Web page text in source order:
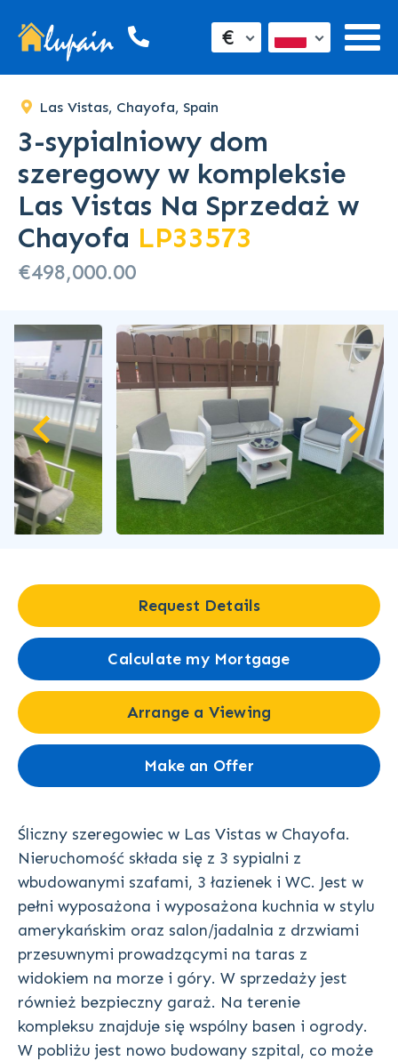
€
Las Vistas, Chayofa, Spain
3-sypialniowy dom
szeregowy w kompleksie
Las Vistas Na Sprzedaż w
Chayofa LP33573
€498,000.00
SOLD
Request Details
Calculate my Mortgage
Arrange a Viewing
Make an Offer
Śliczny szeregowiec w Las Vistas w Chayofa.
Nieruchomość składa się z 3 sypialni z
wbudowanymi szafami, 3 łazienek i WC. Jest w
pełni wyposażona i wyposażona kuchnia w stylu
amerykańskim oraz salon/jadalnia z drzwiami
przesuwnymi prowadzącymi na taras z
widokiem na morze i góry. W sprzedaży jest
również bezpieczny garaż. Na terenie
kompleksu znajduje się wspólny basen i ogrody.
W pobliżu jest nowo budowany szpital, co może